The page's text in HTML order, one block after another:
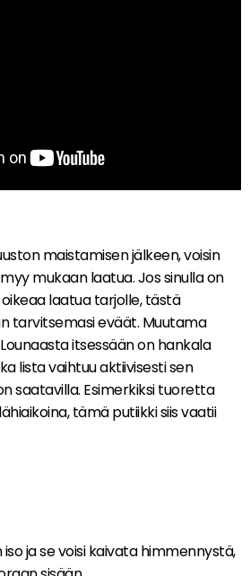
maistamisen jälkeen, voisin
mukaan laatua. Jos sinulla on
laatua tarjolle, tästä
tarvitsemasi eväät. Muutama
itsessään on hankala
lista vaihtuu aktiivisesti sen
saatavilla. Esimerkiksi tuoretta
tämä putiikki siis vaatii
ja se voisi kaivata himmennystä,